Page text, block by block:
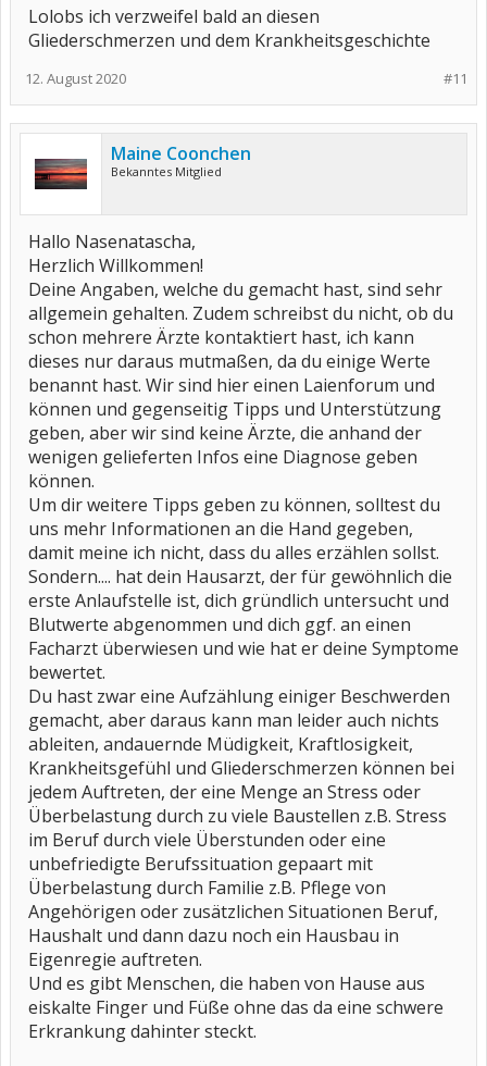
Lolobs ich verzweifel bald an diesen
Gliederschmerzen und dem Krankheitsgeschichte
#11
12. August 2020
Maine Coonchen
Bekanntes Mitglied
Hallo Nasenatascha,
Herzlich Willkommen!
Deine Angaben, welche du gemacht hast, sind sehr
allgemein gehalten. Zudem schreibst du nicht, ob du
schon mehrere Ärzte kontaktiert hast, ich kann
dieses nur daraus mutmaßen, da du einige Werte
benannt hast. Wir sind hier einen Laienforum und
können und gegenseitig Tipps und Unterstützung
geben, aber wir sind keine Ärzte, die anhand der
wenigen gelieferten Infos eine Diagnose geben
können.
Um dir weitere Tipps geben zu können, solltest du
uns mehr Informationen an die Hand gegeben,
damit meine ich nicht, dass du alles erzählen sollst.
Sondern.... hat dein Hausarzt, der für gewöhnlich die
erste Anlaufstelle ist, dich gründlich untersucht und
Blutwerte abgenommen und dich ggf. an einen
Facharzt überwiesen und wie hat er deine Symptome
bewertet.
Du hast zwar eine Aufzählung einiger Beschwerden
gemacht, aber daraus kann man leider auch nichts
ableiten, andauernde Müdigkeit, Kraftlosigkeit,
Krankheitsgefühl und Gliederschmerzen können bei
jedem Auftreten, der eine Menge an Stress oder
Überbelastung durch zu viele Baustellen z.B. Stress
im Beruf durch viele Überstunden oder eine
unbefriedigte Berufssituation gepaart mit
Überbelastung durch Familie z.B. Pflege von
Angehörigen oder zusätzlichen Situationen Beruf,
Haushalt und dann dazu noch ein Hausbau in
Eigenregie auftreten.
Und es gibt Menschen, die haben von Hause aus
eiskalte Finger und Füße ohne das da eine schwere
Erkrankung dahinter steckt.